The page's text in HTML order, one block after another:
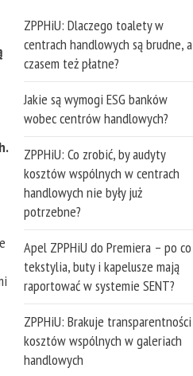
ZPPHiU: Dlaczego toalety w
centrach handlowych są brudne, a
czasem też płatne?
Jakie są wymogi ESG banków
wobec centrów handlowych?
ZPPHiU: Co zrobić, by audyty
kosztów wspólnych w centrach
handlowych nie były już
potrzebne?
Apel ZPPHiU do Premiera – po co
tekstylia, buty i kapelusze mają
raportować w systemie SENT?
ZPPHiU: Brakuje transparentności
kosztów wspólnych w galeriach
handlowych